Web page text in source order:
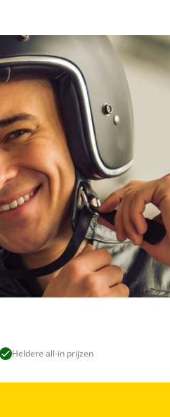
Heldere all-in prijzen